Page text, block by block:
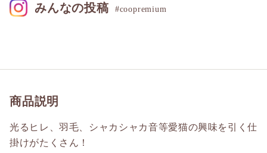
商品説明
光るヒレ、羽毛、シャカシャカ音等愛猫の興味を引く仕
掛けがたくさん！
みんなの投稿 #coopremium